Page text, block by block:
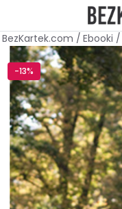
BezKartek.com / Ebooki /
-13%